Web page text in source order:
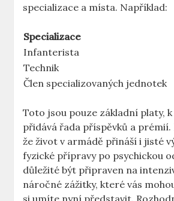
specializace a místa. Například:
Specializace
Infanterista
Technik
Člen specializovaných jednotek
Toto jsou pouze základní platy,
přidává řada příspěvků a
že život v armádě přináší i jisté
fyzické přípravy po psychickou
důležité být připraven na
náročné zážitky, které vás